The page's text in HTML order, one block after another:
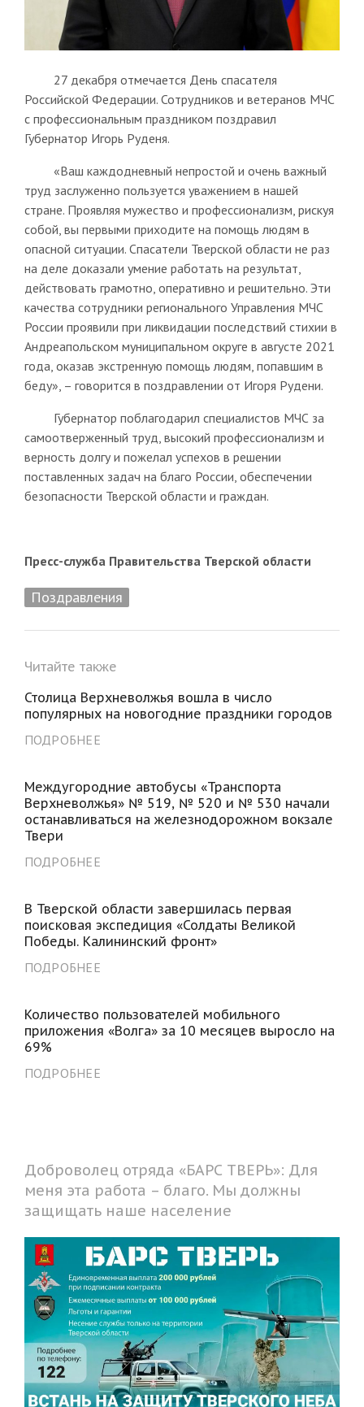
27 декабря отмечается День спасателя
Российской Федерации. Сотрудников и ветеранов МЧС
с профессиональным праздником поздравил
Губернатор Игорь Руденя.
«Ваш каждодневный непростой и очень важный
труд заслуженно пользуется уважением в нашей
стране. Проявляя мужество и профессионализм, рискуя
собой, вы первыми приходите на помощь людям в
опасной ситуации. Спасатели Тверской области не раз
на деле доказали умение работать на результат,
действовать грамотно, оперативно и решительно. Эти
качества сотрудники регионального Управления МЧС
России проявили при ликвидации последствий стихии в
Андреапольском муниципальном округе в августе 2021
года, оказав экстренную помощь людям, попавшим в
беду», – говорится в поздравлении от Игоря Рудени.
Губернатор поблагодарил специалистов МЧС за
самоотверженный труд, высокий профессионализм и
верность долгу и пожелал успехов в решении
поставленных задач на благо России, обеспечении
безопасности Тверской области и граждан.
Пресс-служба Правительства Тверской области
Поздравления
Читайте также
Столица Верхневолжья вошла в число
популярных на новогодние праздники городов
ПОДРОБНЕЕ
Междугородние автобусы «Транспорта
Верхневолжья» № 519, № 520 и № 530 начали
останавливаться на железнодорожном вокзале
Твери
ПОДРОБНЕЕ
В Тверской области завершилась первая
поисковая экспедиция «Солдаты Великой
Победы. Калининский фронт»
ПОДРОБНЕЕ
Количество пользователей мобильного
приложения «Волга» за 10 месяцев выросло на
69%
ПОДРОБНЕЕ
Доброволец отряда «БАРС ТВЕРЬ»: Для
меня эта работа – благо. Мы должны
защищать наше население